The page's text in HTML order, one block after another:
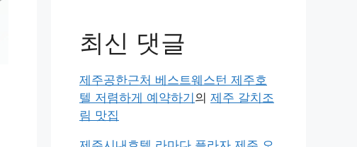
최신 댓글
제주공한근처 베스트웨스턴 제주호
텔 저렴하게 예약하기 의 제주 갈치조
림 맛집